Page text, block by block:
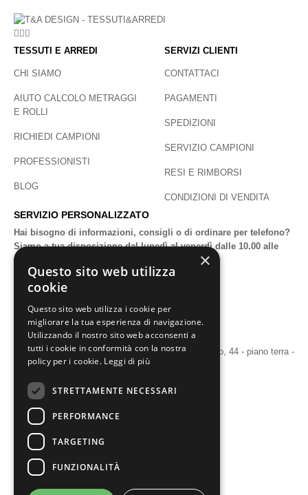
TESSUTI E ARREDI
CHI SIAMO
AIUTO CALCOLO METRAGGI
E ROLLI
RICHIEDI CAMPIONI
PROFESSIONISTI
BLOG
SERVIZI CLIENTI
CONTATTACI
PAGAMENTI
SPEDIZIONI
SERVIZIO CAMPIONI
RESI E RIMBORSI
CONDIZIONI DI VENDITA
SERVIZIO PERSONALIZZATO
Hai bisogno di informazioni, consigli o di ordinare per telefono?
Siamo a tua disposizione dal lunedì al venerdì dalle 10.00 alle
18.00.
+39 011 18840423
shop@tessutiearredi.com
Il nostro show-rooom è a Torino in corso Re Umberto, 44 - piano terra -
scala destra – chiamateci per un appuntamento.
S.R.L.S. - Tutti i diritti
riservati
Corso Re Umberto 84, 10128
Torino (TO) - P.IVA
12237250019 | Powered by
vg59
COOKIE POLICY
×
Questo sito web utilizza
cookie
Questo sito web utilizza i cookie per
migliorare la tua esperienza di navigazione.
Utilizzando il nostro sito web acconsenti a
tutti i cookie in conformità con la nostra
policy per i cookie. Leggi di più
STRETTAMENTE NECESSARI
PERFORMANCE
TARGETING
FUNZIONALITÀ